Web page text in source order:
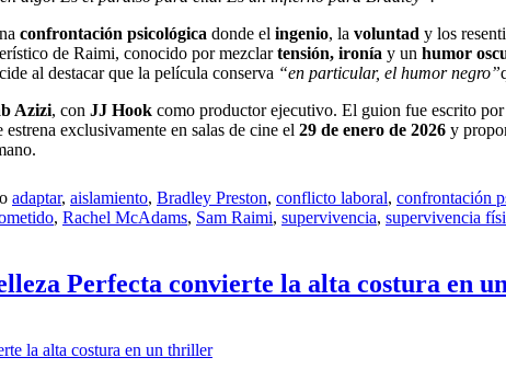
confrontación psicológica donde el ingenio, la voluntad y los
de Raimi, conocido por mezclartensión, ironía y un humor
al destacar que la película conserva “en particular, el humor negro”
Azizi, con JJ Hook como productor ejecutivo. El guion fue escrito por
estrena exclusivamente en salas de cine el 29 de enero de 2026 y
adaptar, aislamiento, Bradley Preston, conflicto laboral, confrontación
, Rachel McAdams, Sam Raimi, supervivencia, supervivencia
Perfecta convierte la alta costura en